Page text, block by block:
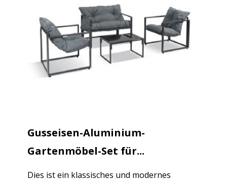
Gusseisen-Aluminium-
Gartenmöbel-Set für...
Dies ist ein klassisches und modernes